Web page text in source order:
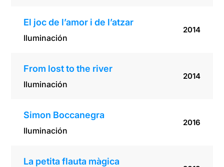
El joc de l’amor i de l’atzar
Iluminación
2014
From lost to the river
Iluminación
2014
Simon Boccanegra
Iluminación
2016
La petita flauta màgica